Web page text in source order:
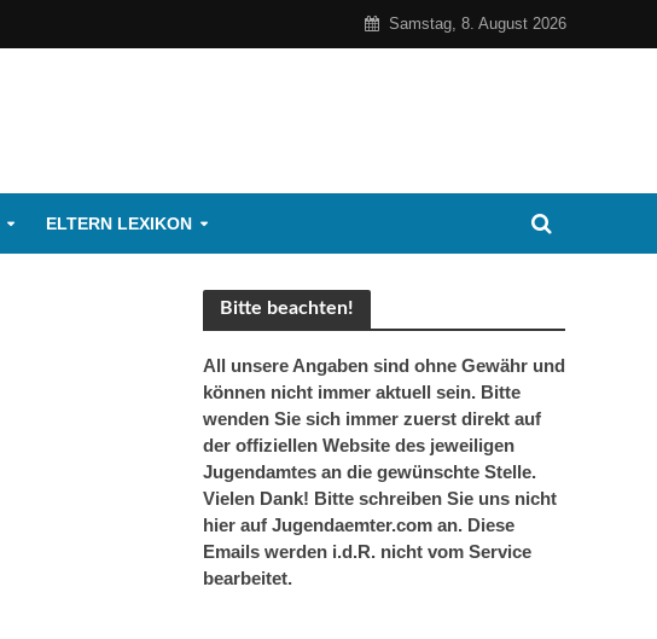
Samstag, 8. August 2026
ELTERN LEXIKON
Bitte beachten!
All unsere Angaben sind ohne Gewähr und
können nicht immer aktuell sein. Bitte
wenden Sie sich immer zuerst direkt auf
der offiziellen Website des jeweiligen
Jugendamtes an die gewünschte Stelle.
Vielen Dank! Bitte schreiben Sie uns nicht
hier auf Jugendaemter.com an. Diese
Emails werden i.d.R. nicht vom Service
bearbeitet.